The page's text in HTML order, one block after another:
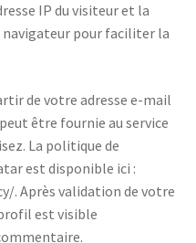
IP du visiteur et la
navigateur pour faciliter la
de votre adresse e-mail
être fournie au service
La politique de
est disponible ici :
Après validation de votre
est visible